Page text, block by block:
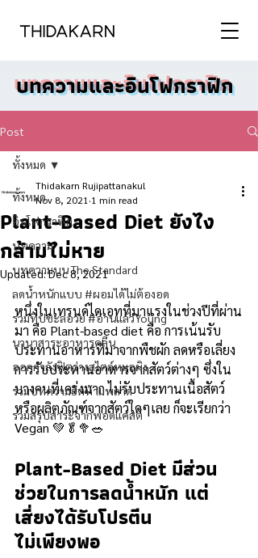
บทความและอินโฟกราฟิก
Post
ทั้งหมด
อินโฟกราฟิก
บทความ
บทความบน The Standard
ลดน้ำหนักแบบ #ผอมได้ไม่ต้องอด
รวมทิปชะลอวัย #อ่านแล้วYoung
นานาสาระอาหารคลีน
ออกกำลังฟิตร่างสไตล์หมอผิง
รวมบทความฮิตห้ามพลาด
รวมสรุปสาระจากพอดแคสต์
ทั้งหมด
Plant-Based Diet ยังไง
กล้ามไม่หาย
Thidakarn Rujipattanakul
Nov 8, 2021 1 min read
Updated:Dec 8, 2021
หนึ่งในเทรนด์ไดเอทที่มาแรงในช่วงปีที่ผ่าน
มา คือ Plant-based diet คือ การเน้นรับ
ประทานอาหารที่มาจากพืชผัก ลดหรือเลี่ยง
การรับประทานอาหารจากสัตว์ต่างๆ ซึ่งใน
บางคนที่เคร่งมาก ไม่รับประทานเนื้อสัตว์
หรือผลิตภัณฑ์จากสัตว์ใดๆเลย ก็จะเรียกว่า
Vegan 💚🥬🥦🥗
Plant-Based Diet มีส่วน
ช่วยในการลดน้ำหนัก แต่
เสี่ยงได้รับโปรตีน
ไม่เพียงพอ